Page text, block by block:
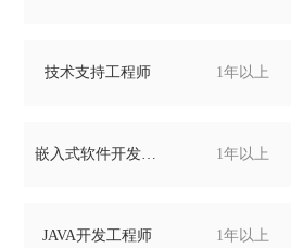
技术支持工程师 1年以上
嵌入式软件开发工程师 1年以上
JAVA开发工程师 1年以上